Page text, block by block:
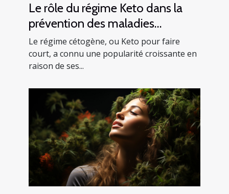
Le rôle du régime Keto dans la
prévention des maladies
cardiaques
Le régime cétogène, ou Keto pour faire
court, a connu une popularité croissante en
raison de ses...